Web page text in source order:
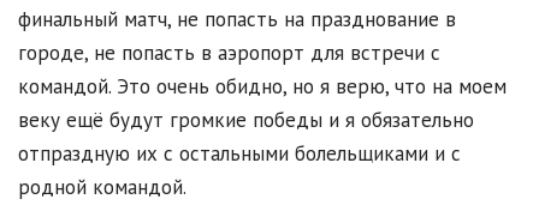
финальный матч, не попасть на празднование в
городе, не попасть в аэропорт для встречи с
командой. Это очень обидно, но я верю, что на моем
веку ещё будут громкие победы и я обязательно
отпраздную их с остальными болельщиками и с
родной командой.